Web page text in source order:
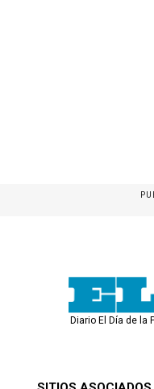
Diario El Día de la